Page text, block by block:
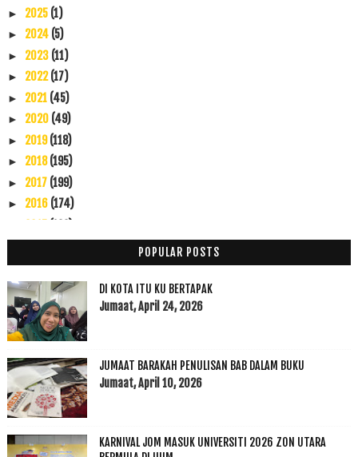
► 2025 (1)
► 2024 (5)
► 2023 (11)
► 2022(17)
► 2021 (45)
► 2020 (49)
► 2019(118)
► 2018(195)
► 2017 (199)
► 2016 (174)
▼November(7)
IKLAN KEMASUKAN IJAZAH SARJANA MUDA SEMESTER KEDUA...
Karnival Desa Utara di Napoh Kedah
Kompunan Lagi : KTM
Kelibat Filem Pilihan Saya
Oh My Questionnaires: Data Collection
Ancaman Ragut Semakin Menggila Tak Kira Mati
►Oktober(5)
POPULAR POSTS
DI KOTA ITU KU BERTAPAK
Jumaat, April 24, 2026
JUMAAT BARAKAH PENULISAN BAB DALAM BUKU
Jumaat, April 10, 2026
KARNIVAL JOM MASUK UNIVERSITI 2026 ZON UTARA